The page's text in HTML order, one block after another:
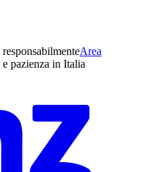
Area
pazienza in Italia